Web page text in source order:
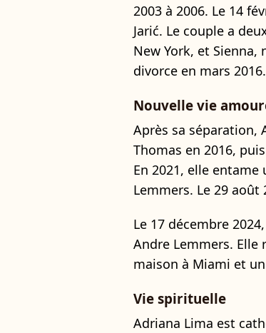
2003 à 2006. Le 14
Jarić. Le couple a
New York, et
divorce en mars 2016.
Nouvelle vie
Après sa séparation,
Thomas en 2016,
En 2021, elle
Lemmers. Le 29 août
Le 17 décembre
Andre Lemmers. Elle
maison à Miami et
Vie spirituelle
Adriana Lima est